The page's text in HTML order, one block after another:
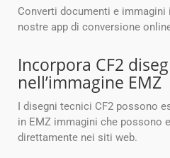
Converti documenti e
nostre app di conversione
Incorpora CF2
nell’immagine EMZ
I disegni tecnici CF2 possono
in EMZ immagini che possono
direttamente nei siti web.